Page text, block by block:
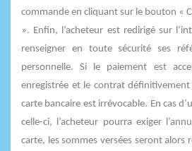
commande en cliquant sur le bouton «
». Enfin, l’acheteur est redirigé sur
renseigner en toute sécurité ses
personnelle. Si le paiement est
enregistrée et le contrat
carte bancaire est irrévocable. En cas
celle-ci, l’acheteur pourra exiger
carte, les sommes versées seront alors